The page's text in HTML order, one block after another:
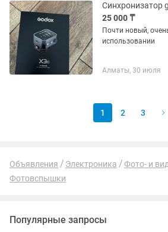
Синхронизатор
25 000 ₸
Почти новый,
использовании
Алматы, 30 июля
1 2 3
Объявления Электроника
Фото- и
Фотовспышки
Популярные запросы